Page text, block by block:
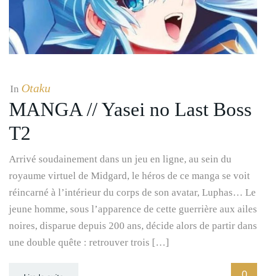
In Otaku
MANGA // Yasei no Last Boss
T2
Arrivé soudainement dans un jeu en ligne, au sein du
royaume virtuel de Midgard, le héros de ce manga se voit
réincarné à l’intérieur du corps de son avatar, Luphas… Le
jeune homme, sous l’apparence de cette guerrière aux ailes
noires, disparue depuis 200 ans, décide alors de partir dans
une double quête : retrouver trois […]